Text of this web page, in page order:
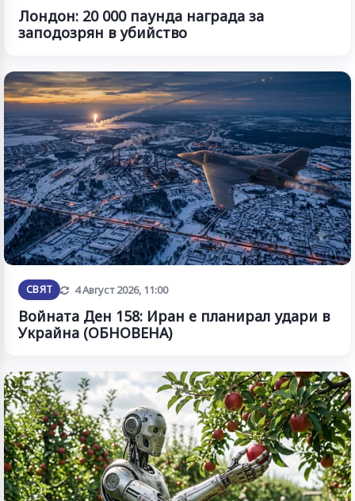
Лондон: 20 000 паунда награда за
заподозрян в убийство
СВЯТ Обновена
4 Август 2026, 11:00
Войната Ден 158: Иран е планирал удари в
Украйна (ОБНОВЕНА)